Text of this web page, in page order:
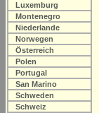
Luxemburg
Montenegro
Niederlande
Norwegen
Österreich
Polen
Portugal
San Marino
Schweden
Schweiz